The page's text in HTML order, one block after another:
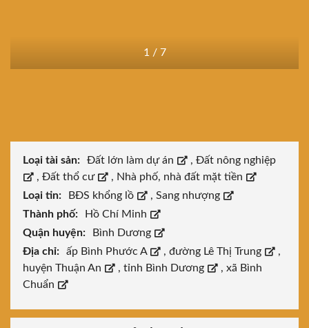
1 / 7
Loại tài sản: Đất lớn làm dự án , Đất nông nghiệp
, Đất thổ cư , Nhà phố, nhà đất mặt tiền
Loại tin:
BĐS khổng lồ , Sang nhượng
Thành phố:
Hồ Chí Minh
Quận huyện:
Bình Dương
Địa chỉ:
ấp Bình Phước A , đường Lê Thị Trung
,
huyện Thuận An
, tỉnh Bình Dương , xã Bình
Chuẩn